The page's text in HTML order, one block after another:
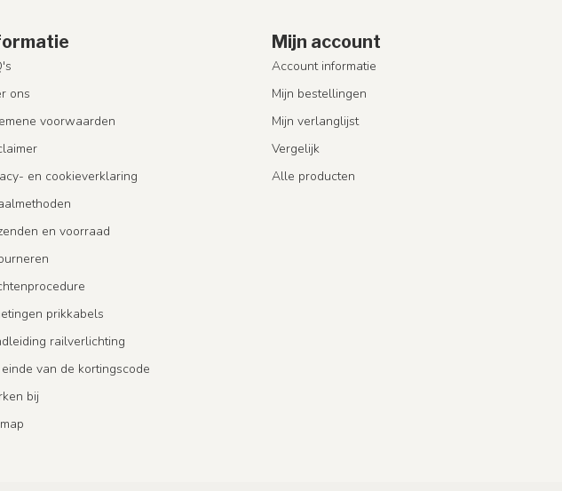
ons
voorwaarden
en cookieverklaring
en voorraad
prikkabels
railverlichting
van de kortingscode
bij
Mijn account
Account informatie
Mijn bestellingen
Mijn verlanglijst
Vergelijk
Alle producten